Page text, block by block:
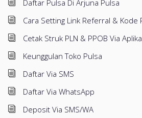
Daftar Pulsa Di Arjuna Pulsa
Cara Setting Link Referral & Kode
Cetak Struk PLN & PPOB Via
Keunggulan Toko Pulsa
Daftar Via SMS
Daftar Via WhatsApp
Deposit Via SMS/WA